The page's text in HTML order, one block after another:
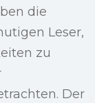
die
Leser,
zu
Der